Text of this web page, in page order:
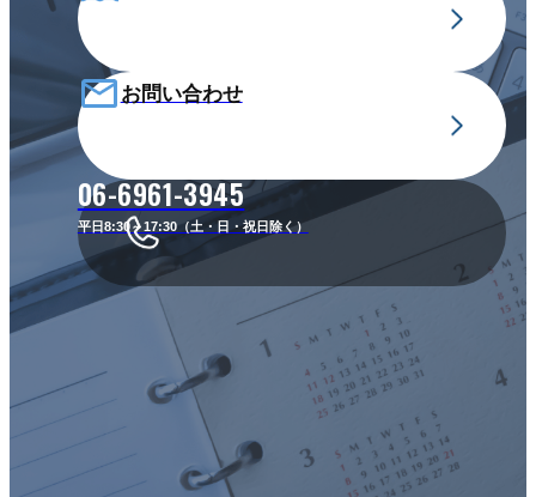
お問い合わせ
06-6961-3945
平日8:30～17:30（土・日・祝日除く）